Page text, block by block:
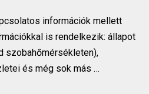
információk mellett
is rendelkezik: állapot
szobahőmérsékleten),
és még sok más …